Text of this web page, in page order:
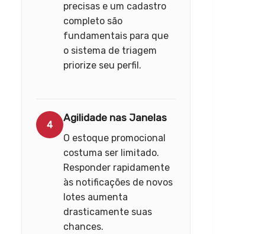
precisas e um cadastro
completo são
fundamentais para que
o sistema de triagem
priorize seu perfil.
4
Agilidade nas Janelas
O estoque promocional
costuma ser limitado.
Responder rapidamente
às notificações de novos
lotes aumenta
drasticamente suas
chances.